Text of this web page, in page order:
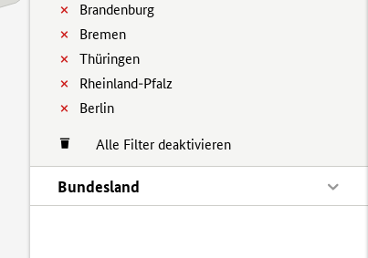
Brandenburg
Bremen
Thüringen
Rheinland-Pfalz
Berlin
Alle Filter deaktivieren
Bundesland